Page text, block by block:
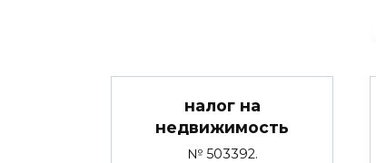
налог на
недвижимость
№ 503392.